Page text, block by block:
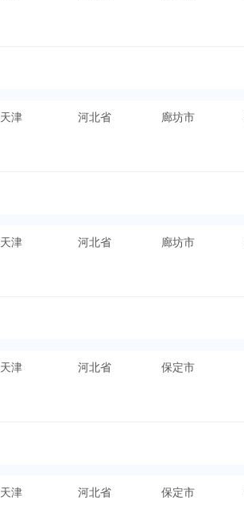
天津 河北省 廊坊市
天津 河北省 廊坊市
天津 河北省 保定市
天津 河北省 保定市